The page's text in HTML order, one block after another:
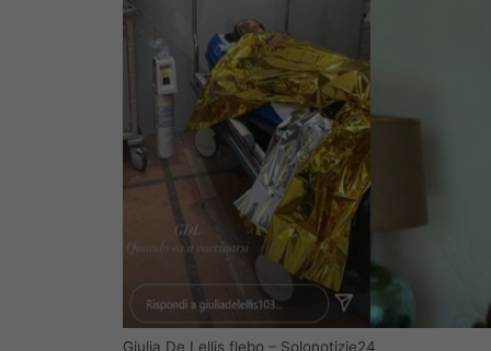
Giulia De Lellis flebo – Solonotizie24